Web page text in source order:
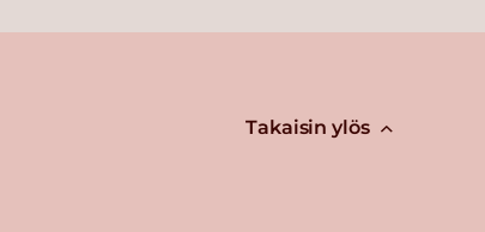
Takaisin ylös